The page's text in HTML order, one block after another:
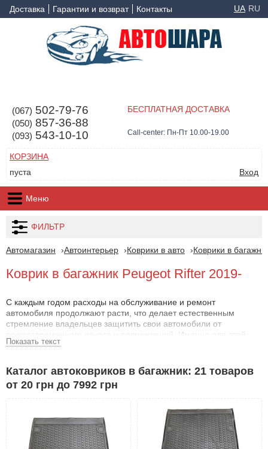
Доставка Гарантии и возврат Контакты UA RU
(067) 502-79-76
(050) 857-36-88
(093) 543-10-10
БЕСПЛАТНАЯ ДОСТАВКА
Call-center: Пн-Пт 10.00-19.00
КОРЗИНА
пуста
Вход
Меню
ФИЛЬТР
Автомагазин Автоинтерьер Коврики в авто Коврики в
Коврик в багажник Peugeot Rifter 2019-
С каждым годом расходы на обслуживание и ремонт
автомобиля продолжают расти, что делает естественным
стремление владельцев защитить свои автомобили от
преждевременного износа и повреждений. Именно для этой
цели были разработаны различные дополнительные
Преимущества коврика в багажник Пежо
Рифтер с 2019-
Иногда каждому водителю приходится перевозить различные
грузы и инструменты. Для того чтобы это не приводило к
повреждениям автомобиля, стоит купить коврик в багажник
Пежо Рифтер с 2019- .
Показать текст
Каталог автоковриков в багажник: 21 товаров
от 20 грн до 7992 грн